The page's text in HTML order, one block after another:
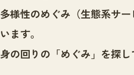
サイトポリシー
いきものガイド
いきものガイドTOP
イベント
多様性のめぐみ（生態系サ
います。
身の回りの「めぐみ」を探し